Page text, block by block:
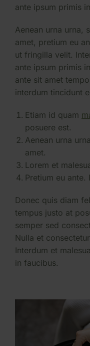
ante ipsum primis
Aenean urna urna,
amet, pretium eu
ut fringilla velit.
ante ipsum primis
ante sit amet
interdum tincidunt
Etiam id quam
posuere est.
Aenean urna
amet.
Lorem et
Pretium eu
Donec quis diam
tempus justo at
semper sed
Nulla et
Interdum et
in faucibus.